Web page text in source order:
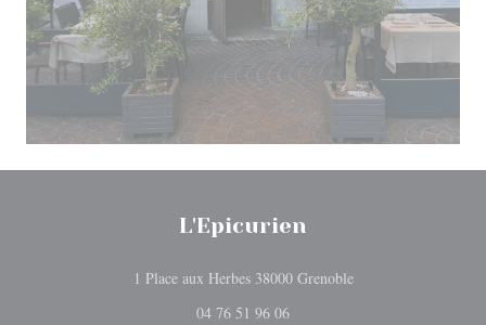
L'Epicurien
1 Place aux Herbes 38000 Grenoble((åbner i et nyt
04 76 51 96 06